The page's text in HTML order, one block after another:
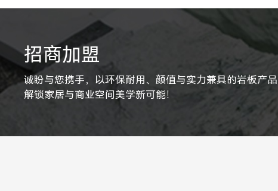
招商加盟
诚盼与您携手，以环保耐用、颜值与实力兼具的岩板产
解锁家居与商业空间美学新可能！